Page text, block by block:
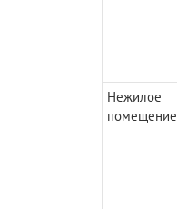
Нежилое
помещение